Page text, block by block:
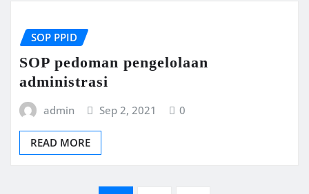
SOP PPID
SOP pedoman pengelolaan
administrasi
admin Sep 2, 2021 0
READ MORE